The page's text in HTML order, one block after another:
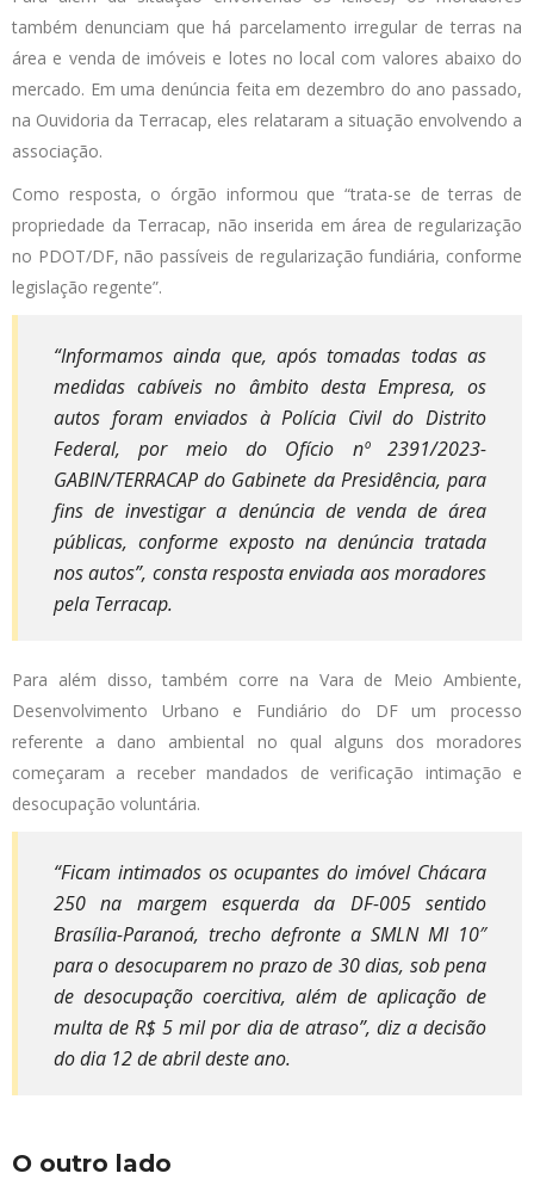
também denunciam que há parcelamento irregular de terras na
área e venda de imóveis e lotes no local com valores abaixo do
mercado. Em uma denúncia feita em dezembro do ano passado,
na Ouvidoria da Terracap, eles relataram a situação envolvendo a
associação.
Como resposta, o órgão informou que “trata-se de terras de
propriedade da Terracap, não inserida em área de regularização
no PDOT/DF, não passíveis de regularização fundiária, conforme
legislação regente”.
“Informamos ainda que, após tomadas todas as
medidas cabíveis no âmbito desta Empresa, os
autos foram enviados à Polícia Civil do Distrito
Federal, por meio do Ofício nº 2391/2023-
GABIN/TERRACAP do Gabinete da Presidência, para
fins de investigar a denúncia de venda de área
públicas, conforme exposto na denúncia tratada
nos autos”, consta resposta enviada aos moradores
pela Terracap.
Para além disso, também corre na Vara de Meio Ambiente,
Desenvolvimento Urbano e Fundiário do DF um processo
referente a dano ambiental no qual alguns dos moradores
começaram a receber mandados de verificação intimação e
desocupação voluntária.
“Ficam intimados os ocupantes do imóvel Chácara
250 na margem esquerda da DF-005 sentido
Brasília-Paranoá, trecho defronte a SMLN MI 10″
para o desocuparem no prazo de 30 dias, sob pena
de desocupação coercitiva, além de aplicação de
multa de R$ 5 mil por dia de atraso”, diz a decisão
do dia 12 de abril deste ano.
O outro lado